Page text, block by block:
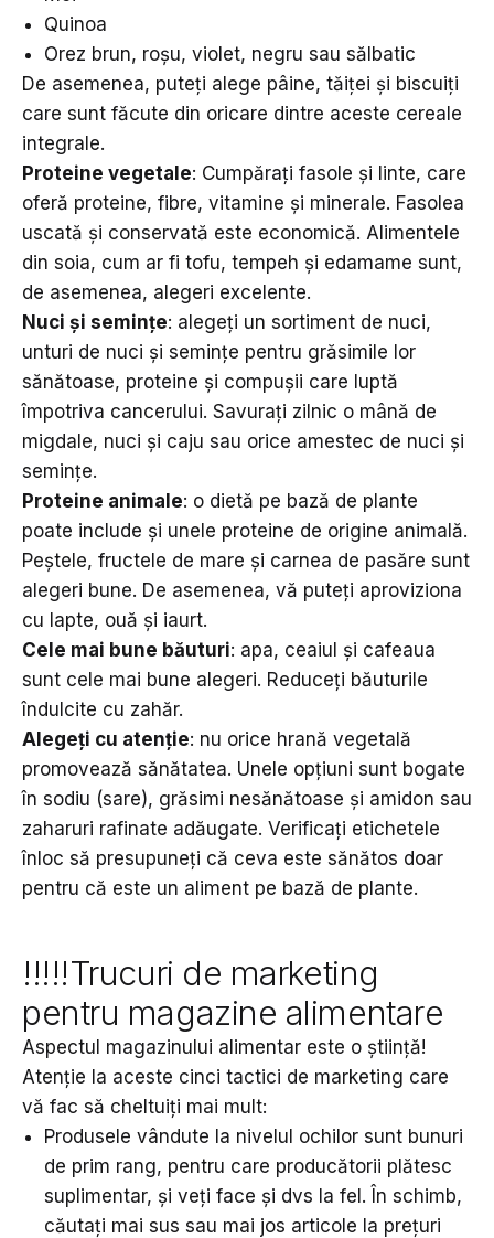
Quinoa
Orez brun, roșu, violet, negru sau sălbatic
De asemenea, puteți alege pâine, tăiței și biscuiți
care sunt făcute din oricare dintre aceste cereale
integrale.
Proteine vegetale: Cumpărați fasole și linte, care
oferă proteine, fibre, vitamine și minerale. Fasolea
uscată și conservată este economică. Alimentele
din soia, cum ar fi tofu, tempeh și edamame sunt,
de asemenea, alegeri excelente.
Nuci și semințe: alegeți un sortiment de nuci,
unturi de nuci și semințe pentru grăsimile lor
sănătoase, proteine și compușii care luptă
împotriva cancerului. Savurați zilnic o mână de
migdale, nuci și caju sau orice amestec de nuci și
semințe.
Proteine animale: o dietă pe bază de plante
poate include și unele proteine de origine animală.
Peștele, fructele de mare și carnea de pasăre sunt
alegeri bune. De asemenea, vă puteți aproviziona
cu lapte, ouă și iaurt.
Cele mai bune băuturi: apa, ceaiul și cafeaua
sunt cele mai bune alegeri. Reduceți băuturile
îndulcite cu zahăr.
Alegeți cu atenție: nu orice hrană vegetală
promovează sănătatea. Unele opțiuni sunt bogate
în sodiu (sare), grăsimi nesănătoase și amidon sau
zaharuri rafinate adăugate. Verificați etichetele
înloc să presupuneți că ceva este sănătos doar
pentru că este un aliment pe bază de plante.
!!!!!Trucuri de marketing
pentru magazine alimentare
Aspectul magazinului alimentar este o știință!
Atenție la aceste cinci tactici de marketing care
vă fac să cheltuiți mai mult:
Produsele vândute la nivelul ochilor sunt bunuri
de prim rang, pentru care producătorii plătesc
suplimentar, și veți face și dvs la fel. În schimb,
căutați mai sus sau mai jos articole la prețuri